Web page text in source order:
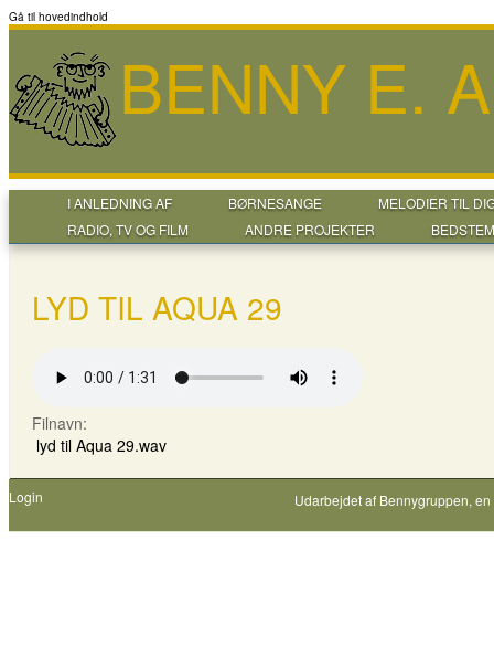
Gå til hovedindhold
BENNY E.
I ANLEDNING AF BØRNESANGE
MELODIER TIL
RADIO, TV OG FILM
ANDRE PROJEKTER
LYD TIL AQUA 29
Filnavn:
lyd til Aqua 29.wav
Login Udarbejdet af Bennygruppen,